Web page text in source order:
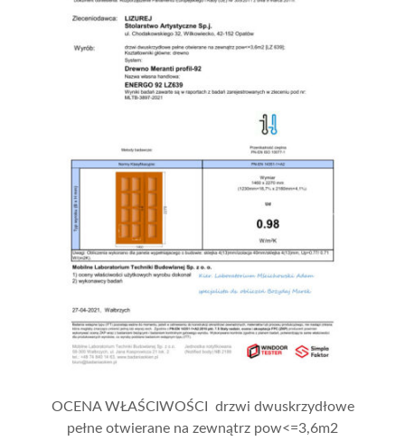
OCENA WŁAŚCIWOŚCI drzwi dwuskrzydłowe
pełne otwierane na zewnątrz pow<=3,6m2